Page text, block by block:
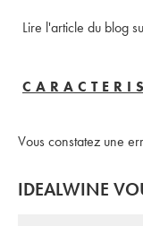
Lire l'article du blog
Vous constatez une
IDEALWINE